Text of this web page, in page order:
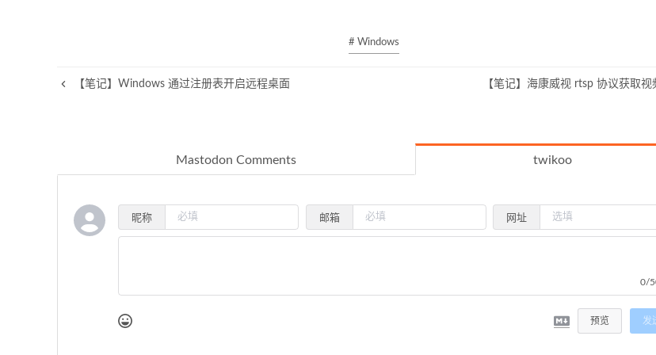
# Windows
【笔记】Windows 通过注册表开启远程桌面 【笔记】海康威视 rtsp 协议获取视
Mastodon Comments twikoo
昵称 邮箱 网址
0/
预览 发